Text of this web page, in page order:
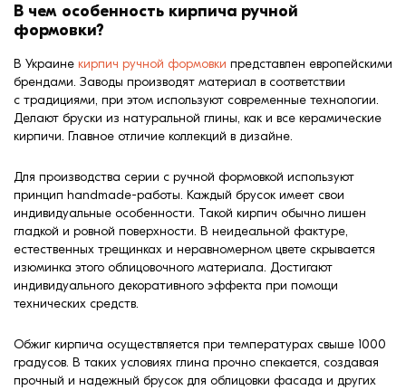
В чем особенность кирпича ручной
формовки?
В Украине кирпич ручной формовки представлен европейскими
брендами. Заводы производят материал в соответствии
с традициями, при этом используют современные технологии.
Делают бруски из натуральной глины, как и все керамические
кирпичи. Главное отличие коллекций в дизайне.
Для производства серии с ручной формовкой используют
принцип handmade-работы. Каждый брусок имеет свои
индивидуальные особенности. Такой кирпич обычно лишен
гладкой и ровной поверхности. В неидеальной фактуре,
естественных трещинках и неравномерном цвете скрывается
изюминка этого облицовочного материала. Достигают
индивидуального декоративного эффекта при помощи
технических средств.
Обжиг кирпича осуществляется при температурах свыше 1000
градусов. В таких условиях глина прочно спекается, создавая
прочный и надежный брусок для облицовки фасада и других